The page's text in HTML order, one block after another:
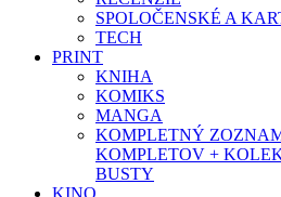
SPOLOČENSKÉ A
TECH
PRINT
KNIHA
KOMIKS
MANGA
KOMPLETNÝ
KOMPLETOV +
BUSTY
KINO